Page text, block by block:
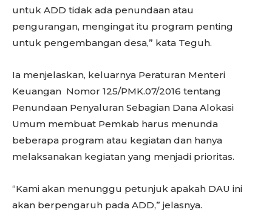
untuk ADD tidak ada penundaan atau
pengurangan, mengingat itu program penting
untuk pengembangan desa,” kata Teguh.
Ia menjelaskan, keluarnya Peraturan Menteri
Keuangan Nomor 125/PMK.07/2016 tentang
Penundaan Penyaluran Sebagian Dana Alokasi
Umum membuat Pemkab harus menunda
beberapa program atau kegiatan dan hanya
melaksanakan kegiatan yang menjadi prioritas.
“Kami akan menunggu petunjuk apakah DAU ini
akan berpengaruh pada ADD,” jelasnya.